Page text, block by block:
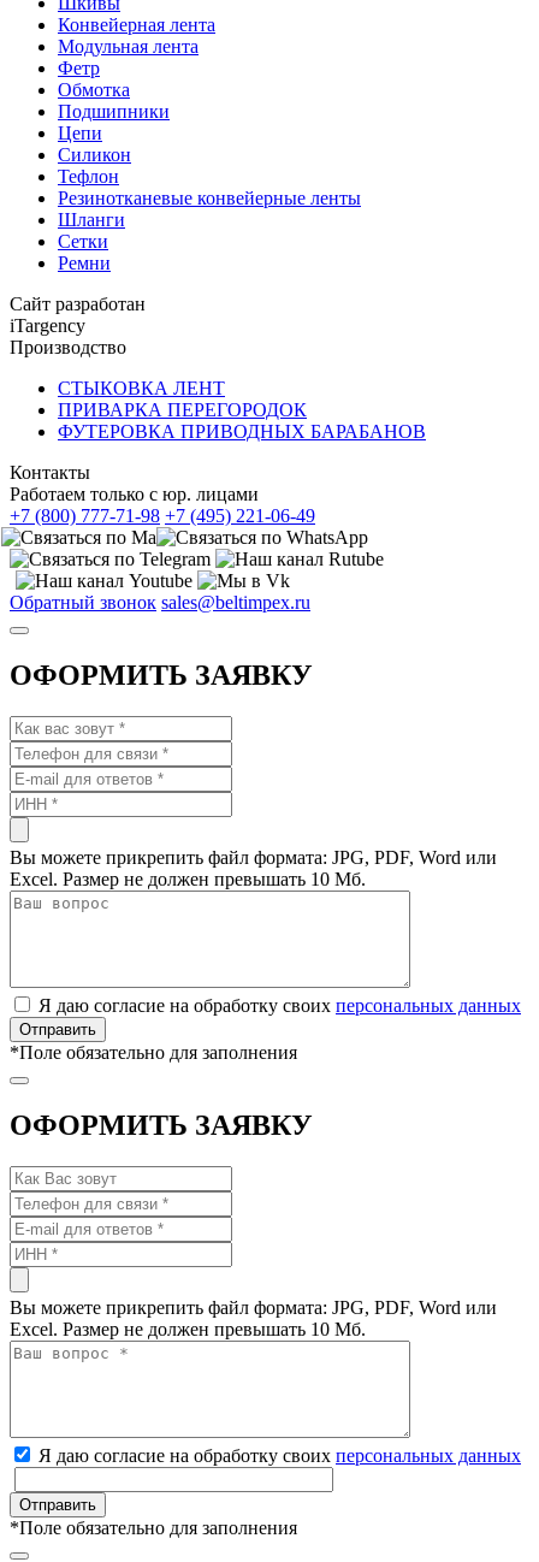
Конвейерная лента
Модульная лента
Фетр
Обмотка
Подшипники
Цепи
Силикон
Тефлон
Резинотканевые конвейерные ленты
Шланги
Сетки
Ремни
Сайт разработан
iTargency
Производство
СТЫКОВКА ЛЕНТ
ПРИВАРКА ПЕРЕГОРОДОК
ФУТЕРОВКА ПРИВОДНЫХ БАРАБАНОВ
Контакты
Работаем только с юр. лицами
+7 (800) 777-71-98 +7 (495) 221-06-49
Обратный звонок sales@beltimpex.ru
ОФОРМИТЬ ЗАЯВКУ
Вы можете прикрепить файл формата: JPG, PDF, Word или
Excel. Размер не должен превышать 10 Мб.
Я даю согласие на обработку своих персональных данных
*Поле обязательно для заполнения
ОФОРМИТЬ ЗАЯВКУ
Вы можете прикрепить файл формата: JPG, PDF, Word или
Excel. Размер не должен превышать 10 Мб.
Я даю согласие на обработку своих персональных данных
*Поле обязательно для заполнения